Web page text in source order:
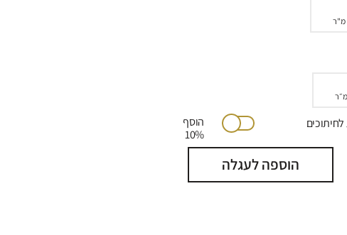
מ"ר
מ״ר
10% פחת לחיתוכים
הוסף
10%
הוספה לעגלה